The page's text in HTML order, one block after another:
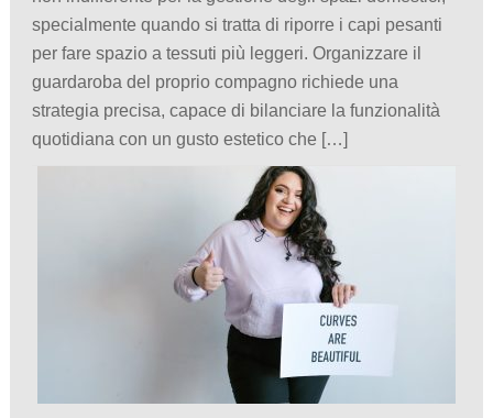
specialmente quando si tratta di riporre i capi pesanti
per fare spazio a tessuti più leggeri. Organizzare il
guardaroba del proprio compagno richiede una
strategia precisa, capace di bilanciare la funzionalità
quotidiana con un gusto estetico che […]